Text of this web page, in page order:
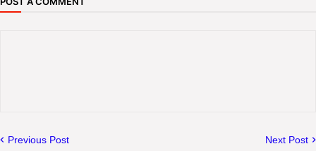
Previous Post Next Post